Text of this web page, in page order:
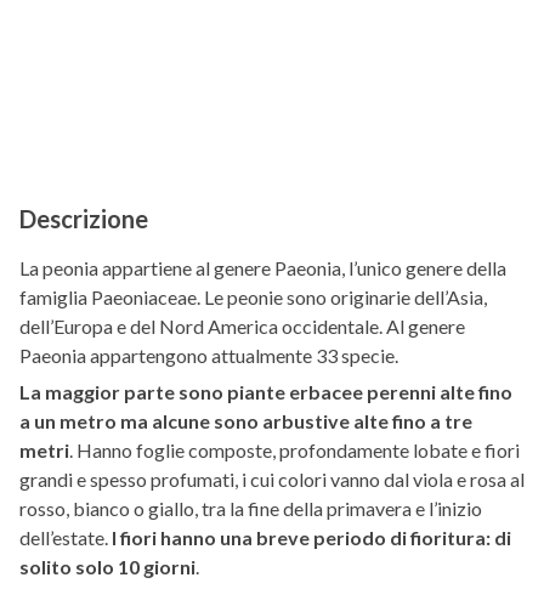
Descrizione
La peonia appartiene al genere Paeonia, l’unico genere della
famiglia Paeoniaceae. Le peonie sono originarie dell’Asia,
dell’Europa e del Nord America occidentale. Al genere
Paeonia appartengono attualmente 33 specie.
La maggior parte sono piante erbacee perenni alte fino
a un metro ma alcune sono arbustive alte fino a tre
metri. Hanno foglie composte, profondamente lobate e fiori
grandi e spesso profumati, i cui colori vanno dal viola e rosa al
rosso, bianco o giallo, tra la fine della primavera e l’inizio
dell’estate. I fiori hanno una breve periodo di fioritura: di
solito solo 10 giorni.